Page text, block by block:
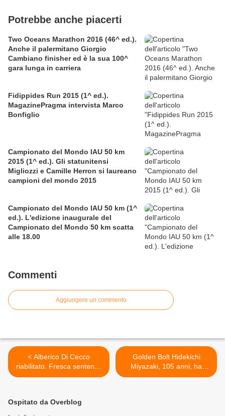
Potrebbe anche piacerti
Two Oceans Marathon 2016 (46^ ed.).
Anche il palermitano Giorgio
Cambiano finisher ed è la sua 100^
gara lunga in carriera
Fidippides Run 2015 (1^ ed.).
MagazinePragma intervista Marco
Bonfiglio
Campionato del Mondo IAU 50 km
2015 (1^ ed.). Gli statunitensi
Migliozzi e Camille Herron si laureano
campioni del mondo 2015
Campionato del Mondo IAU 50 km (1^
ed.). L'edizione inaugurale del
Campionato del Mondo 50 km scatta
alle 18.00
Commenti
Aggiungere un commento
< Alberico Di Cecco
riabilitato. Fresca sentenza
del Tribunale di Pescara
Golden Bolt Hidekichi
Miyazaki, 105 anni, ha
corso i 100 metri in 42" >
Ospitato da Overblog